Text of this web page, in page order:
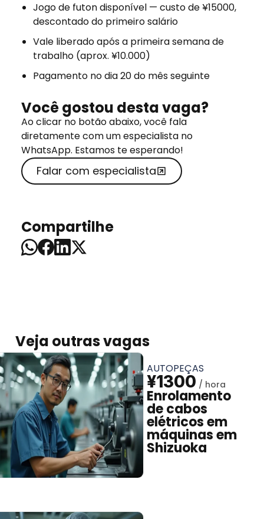
Jogo de futon disponível — custo de ¥15000,
descontado do primeiro salário
Vale liberado após a primeira semana de
trabalho (aprox. ¥10.000)
Pagamento no dia 20 do mês seguinte
Você gostou desta vaga?
Ao clicar no botão abaixo, você fala
diretamente com um especialista no
WhatsApp. Estamos te esperando!
Falar com especialista
Compartilhe
Veja outras vagas
AUTOPEÇAS
¥1300
Enrolamento
de cabos
elétricos em
máquinas em
Shizuoka